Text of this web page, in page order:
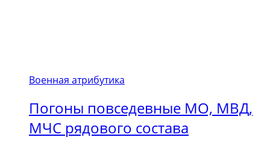
Военная атрибутика
Погоны повседевные МО, МВД,
МЧС рядового состава